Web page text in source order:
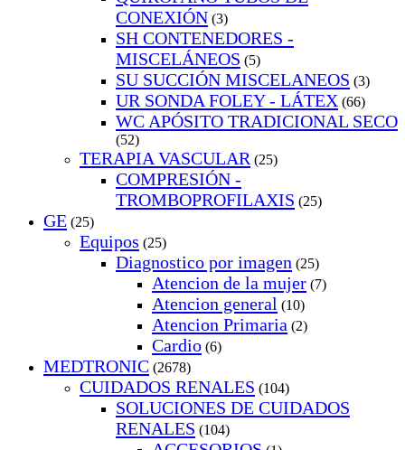
CONEXIÓN (3)
SH CONTENEDORES -
MISCELÁNEOS (5)
SU SUCCIÓN MISCELANEOS (3)
UR SONDA FOLEY - LÁTEX (66)
WC APÓSITO TRADICIONAL SECO
(52)
TERAPIA VASCULAR (25)
COMPRESIÓN -
TROMBOPROFILAXIS (25)
GE (25)
Equipos (25)
Diagnostico por imagen (25)
Atencion de la mujer (7)
Atencion general (10)
Atencion Primaria (2)
Cardio (6)
MEDTRONIC (2678)
CUIDADOS RENALES (104)
SOLUCIONES DE CUIDADOS
RENALES (104)